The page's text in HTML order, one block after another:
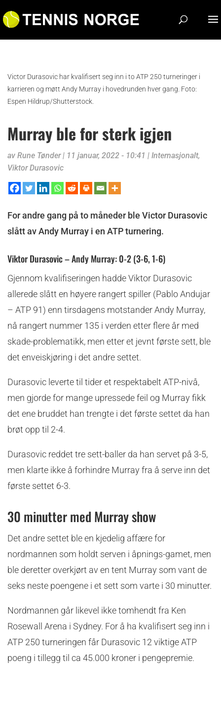
Victor Durasovic har kvalifisert seg inn i to ATP 250 turneringer i
karrieren og møtt Andy Murray i hovedrunden hver gang. Foto:
Espen Hildrup/Shutterstock.
Murray ble for sterk igjen
av Rune Tønder| 11 januar, 2022 - 10:41 | Internasjonalt,
Viktor Durasovic
For andre gang på to måneder ble Victor Durasovic
slått av Andy Murray i en ATP turnering.
Viktor Durasovic – Andy Murray: 0-2 (3-6, 1-6)
Gjennom kvalifiseringen hadde Viktor Durasovic
allerede slått en høyere rangert spiller (Pablo Andujar
– ATP 91) enn tirsdagens motstander Andy Murray,
nå rangert nummer 135 i verden etter flere år med
skade-problematikk, men etter et jevnt første sett, ble
det enveiskjøring i det andre settet.
Durasovic leverte til tider et respektabelt ATP-nivå,
men gjorde for mange upressede feil og Murray fikk
det ene bruddet han trengte i det første settet da han
brøt opp til 2-4.
Durasovic reddet tre sett-baller da han servet på 3-5,
men klarte ikke å forhindre Murray fra å serve inn det
første settet 6-3.
30 minutter med Murray show
Det andre settet ble en kjedelig affære for
nordmannen som holdt serven i åpnings-gamet, men
ble deretter overkjørt av en tent Murray som vant de
seks neste poengene i et sett som varte i 30 minutter.
Nordmannen går likevel ikke tomhendt fra Ken
Rosewall Arena i Sydney. For å ha kvalifisert seg inn i
ATP 250 turneringen får Durasovic 12 viktige ATP
poeng i tillegg til ca 45.000 kroner i pengepremie.